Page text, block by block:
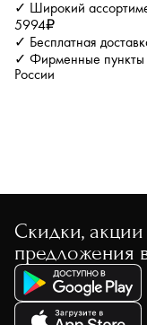
✓ Широкий
5994₽
✓ Бесплатная
✓ Фирменные пункты
России
Скидки,
предложения